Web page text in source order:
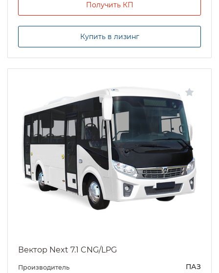
Получить КП
Купить в лизинг
Вектор Next 7.1 CNG/LPG
Производитель ПАЗ